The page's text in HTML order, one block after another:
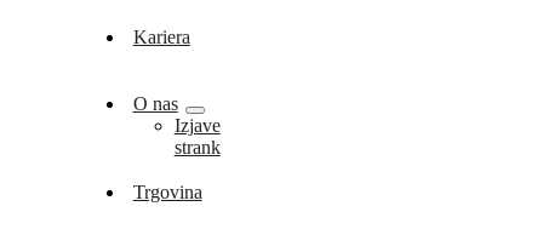
Kariera
O nas
Izjave
strank
Trgovina